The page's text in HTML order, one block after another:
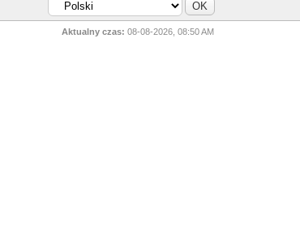
Aktualny czas: 08-08-2026, 08:50 AM